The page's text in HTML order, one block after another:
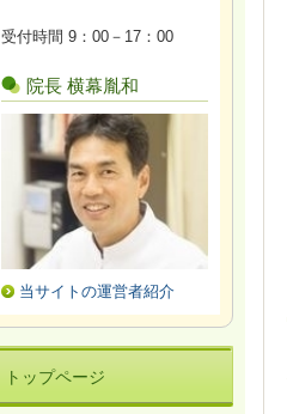
受付時間 9：00－17：00
院長 横幕胤和
当サイトの運営者紹介
トップページ